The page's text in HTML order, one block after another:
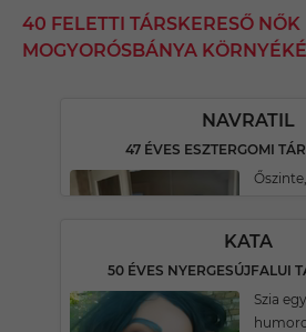
40 FELETTI TÁRSKERESŐ NŐK
MOGYORÓSBÁNYA
NAVRATIL
47 ÉVES ESZTERGOMI
KATA
50 ÉVES NYERGESÚJFALUI
Szia